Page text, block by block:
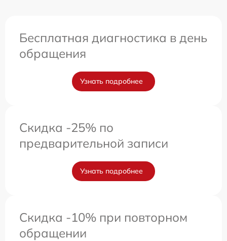
Бесплатная диагностика в день
обращения
Узнать подробнее
Скидка -25% по
предварительной записи
Узнать подробнее
Скидка -10% при повторном
обращении